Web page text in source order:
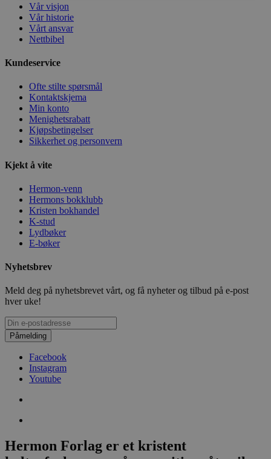
Vår visjon
Vår historie
Vårt ansvar
Nettbibel
Kundeservice
Ofte stilte spørsmål
Kontaktskjema
Min konto
Menighetsrabatt
Kjøpsbetingelser
Sikkerhet og personvern
Kjekt å vite
Hermon-venn
Hermons bokklubb
Kristen bokhandel
K-stud
Lydbøker
E-bøker
Nyhetsbrev
Meld deg på nyhetsbrevet vårt, og få nyheter og tilbud på e-post
hver uke!
Påmelding
Facebook
Instagram
Youtube
Hermon Forlag er et kristent